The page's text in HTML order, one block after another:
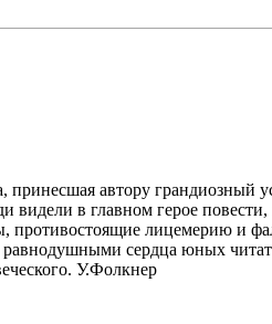
автору
в главном герое
противостоящие лицемерию и
сердца юных
У.Фолкнер